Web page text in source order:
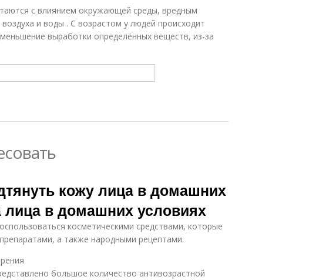
с влиянием окружающей среды, вредным
и воды . С возрастом у людей происходит
выработки определённых веществ, из-за
кожу лица в домашних
лица в домашних условиях
косметическими средствами, которые
а также народными рецептами.
большое количество антивозрастной